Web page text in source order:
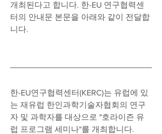
개최된다고 합니다. 한-EU 연구협력센
터의 안내문 본문을 아래와 같이 전달합
니다.
한-EU연구협력센터(KERC)는 유럽에 있
는 재유럽 한인과학기술자협회의 연구
자 및 과학자를 대상으로 "호라이즌 유
럽 프로그램 세미나"를 개최합니다.